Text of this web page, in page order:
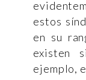
estos
en su
existen
ejemplo,